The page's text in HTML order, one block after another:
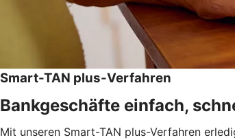
Smart-TAN plus-Verfahren
Bankgeschäfte einfach,
Mit unseren Smart-TAN plus-Verfahren